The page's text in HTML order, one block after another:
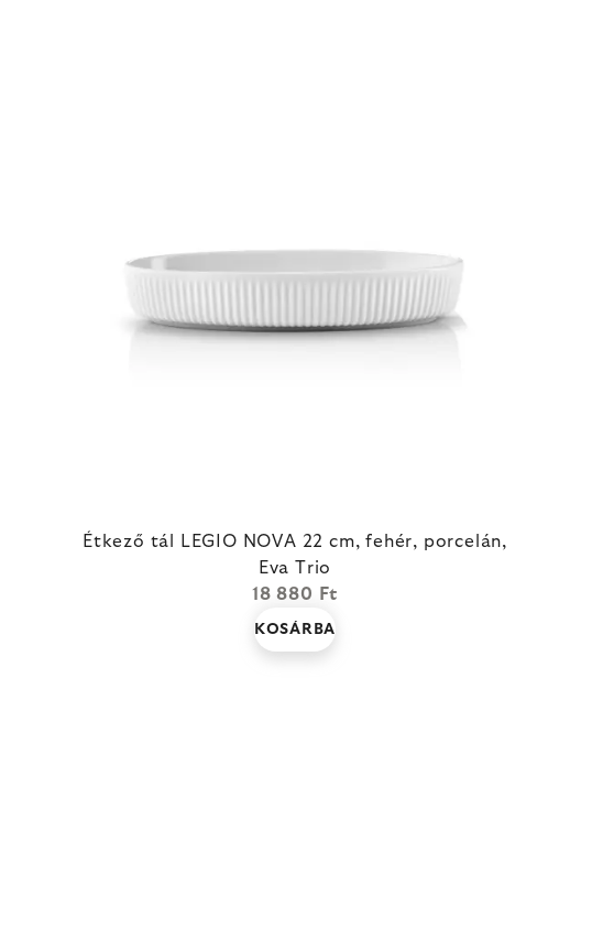
Étkező tál LEGIO NOVA 22 cm, fehér, porcelán,
Eva Trio
18 880 Ft
KOSÁRBA